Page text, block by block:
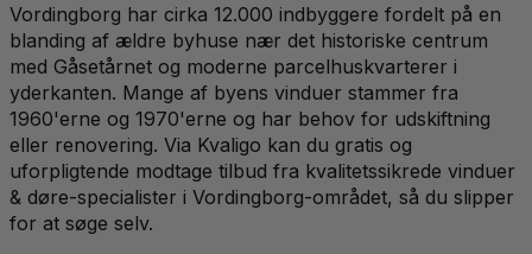
Vordingborg har cirka 12.000 indbyggere fordelt på en
blanding af ældre byhuse nær det historiske centrum
med Gåsetårnet og moderne parcelhuskvarterer i
yderkanten. Mange af byens vinduer stammer fra
1960'erne og 1970'erne og har behov for udskiftning
eller renovering. Via Kvaligo kan du gratis og
uforpligtende modtage tilbud fra kvalitetssikrede vinduer
& døre-specialister i Vordingborg-området, så du slipper
for at søge selv.